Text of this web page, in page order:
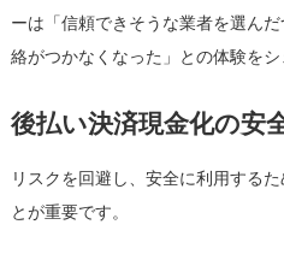
ーは「信頼できそうな業者を選ん
絡がつかなくなった」との体験をシ
後払い決済現金化の安
リスクを回避し、安全に利用する
とが重要です。